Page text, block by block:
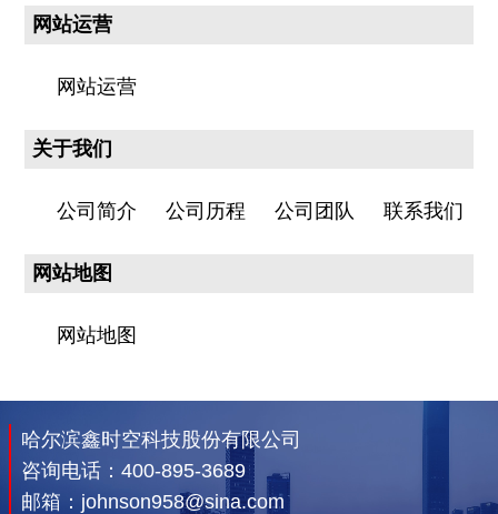
网站运营
网站运营
关于我们
公司简介 公司历程 公司团队 联系我们
网站地图
网站地图
哈尔滨鑫时空科技股份有限公司
咨询电话： 400-895-3689
邮箱：johnson958@sina.com